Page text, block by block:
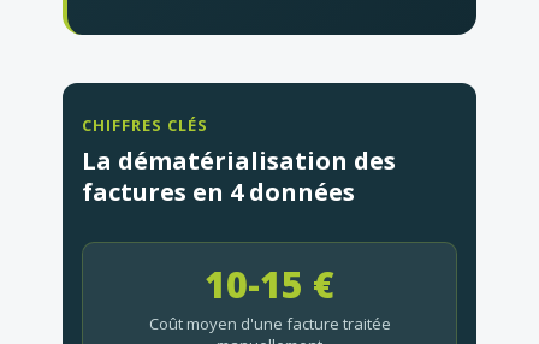
CHIFFRES CLÉS
La dématérialisation des
factures en 4 données
10-15 €
Coût moyen d'une facture traitée